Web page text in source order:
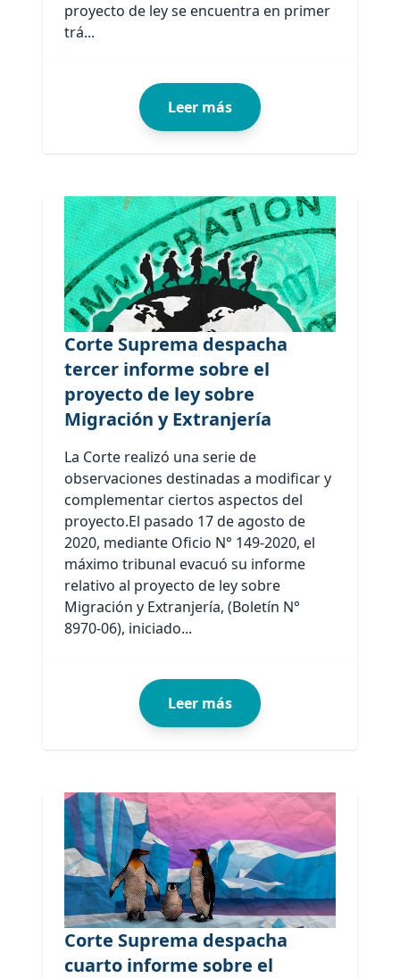
proyecto de ley se encuentra en primer
trá...
Leer más
Corte Suprema despacha
tercer informe sobre el
proyecto de ley sobre
Migración y Extranjería
La Corte realizó una serie de
observaciones destinadas a modificar y
complementar ciertos aspectos del
proyecto.El pasado 17 de agosto de
2020, mediante Oficio N° 149-2020, el
máximo tribunal evacuó su informe
relativo al proyecto de ley sobre
Migración y Extranjería, (Boletín N°
8970-06), iniciado...
Leer más
Corte Suprema despacha
cuarto informe sobre el